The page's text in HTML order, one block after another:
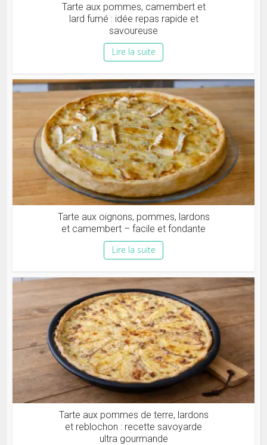
Tarte aux pommes, camembert et
lard fumé : idée repas rapide et
savoureuse
Lire la suite
Tarte aux oignons, pommes, lardons
et camembert – facile et fondante
Lire la suite
Tarte aux pommes de terre, lardons
et reblochon : recette savoyarde
ultra gourmande